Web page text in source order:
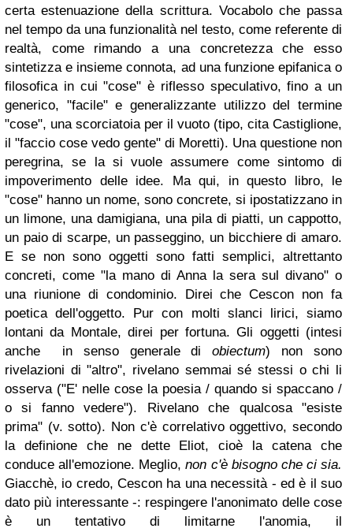
certa estenuazione della scrittura. Vocabolo che passa
nel tempo da una funzionalità nel testo, come referente di
realtà, come rimando a una concretezza che esso
sintetizza e insieme connota, ad una funzione epifanica o
filosofica in cui "cose" è riflesso speculativo, fino a un
generico, "facile" e generalizzante utilizzo del termine
"cose", una scorciatoia per il vuoto (tipo, cita Castiglione,
il "faccio cose vedo gente" di Moretti). Una questione non
peregrina, se la si vuole assumere come sintomo di
impoverimento delle idee. Ma qui, in questo libro, le
"cose" hanno un nome, sono concrete, si ipostatizzano in
un limone, una damigiana, una pila di piatti, un cappotto,
un paio di scarpe, un passeggino, un bicchiere di amaro.
E se non sono oggetti sono fatti semplici, altrettanto
concreti, come "la mano di Anna la sera sul divano" o
una riunione di condominio. Direi che Cescon non fa
poetica dell'oggetto. Pur con molti slanci lirici, siamo
lontani da Montale, direi per fortuna. Gli oggetti (intesi
anche in senso generale diobiectum) non sono
rivelazioni di "altro", rivelano semmai sé stessi o chi li
osserva ("E' nelle cose la poesia / quando si spaccano /
o si fanno vedere"). Rivelano che qualcosa "esiste
prima" (v. sotto). Non c'è correlativo oggettivo, secondo
la definione che ne dette Eliot, cioè la catena che
conduce all'emozione. Meglio,non c'è bisogno che ci sia.
Giacchè, io credo, Cescon ha una necessità - ed è il suo
dato più interessante -: respingere l'anonimato delle cose
è un tentativo di limitarne l'anomia, il